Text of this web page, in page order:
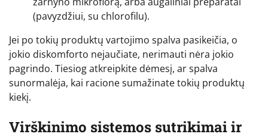
(pavyzdžiui, su chlorofilu).
Jei po tokių produktų vartojimo spalva pasikeičia, o
jokio diskomforto nejaučiate, nerimauti nėra jokio
pagrindo. Tiesiog atkreipkite dėmesį, ar spalva
sunormalėja, kai racione sumažinate tokių produktų
kiekį.
Virškinimo sistemos sutrikimai ir